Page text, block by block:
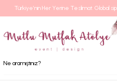
Türkiye’nin Her Yerine Teslimat. Global